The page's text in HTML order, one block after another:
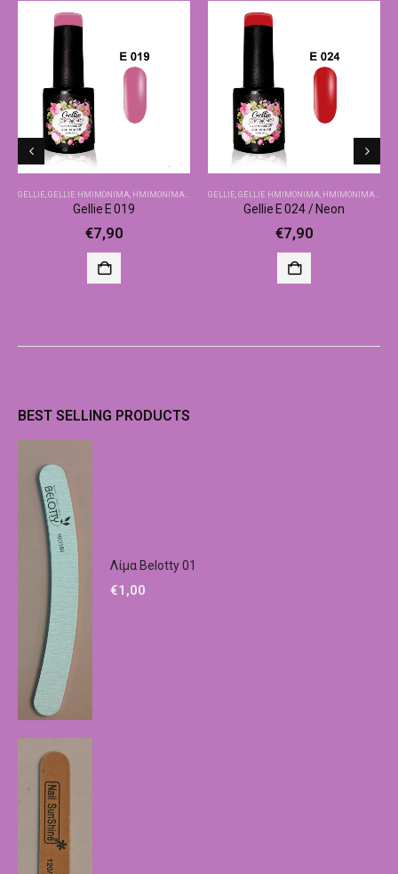
GELLIE GELLIE ΗΜΙΜΌΝΙΜΑ ΗΜΙΜΌΝΙΜΑ-ΒΑΣΙΚΆ ΧΡΏΜΑΤΑ
Gellie E 019
€7,90
GELLIE GELLIE ΗΜΙΜΌΝΙΜΑ ΗΜΙΜΌΝΙΜΑ-ΒΑΣΙΚΆ ΧΡΏΜΑΤΑ
Gellie E 024 / Neon
€7,90
BEST SELLING PRODUCTS
Λίμα Belotty 01
€1,00